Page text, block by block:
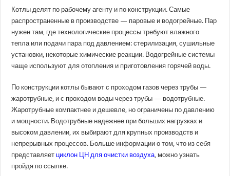
Котлы делят по рабочему агенту и по конструкции. Самые
распространенные в производстве — паровые и водогрейные. Пар
нужен там, где технологические процессы требуют влажного
тепла или подачи пара под давлением: стерилизация, сушильные
установки, некоторые химические реакции. Водогрейные системы
чаще используют для отопления и приготовления горячей воды.
По конструкции котлы бывают с проходом газов через трубы —
жаротрубные, и с проходом воды через трубы — водотрубные.
Жаротрубные компактнее и дешевле, но ограничены по давлению
и мощности. Водотрубные надежнее при больших нагрузках и
высоком давлении, их выбирают для крупных производств и
непрерывных процессов. Больше информации о том, что из себя
представляетциклон ЦН для очистки воздуха, можно узнать
пройдя по ссылке.